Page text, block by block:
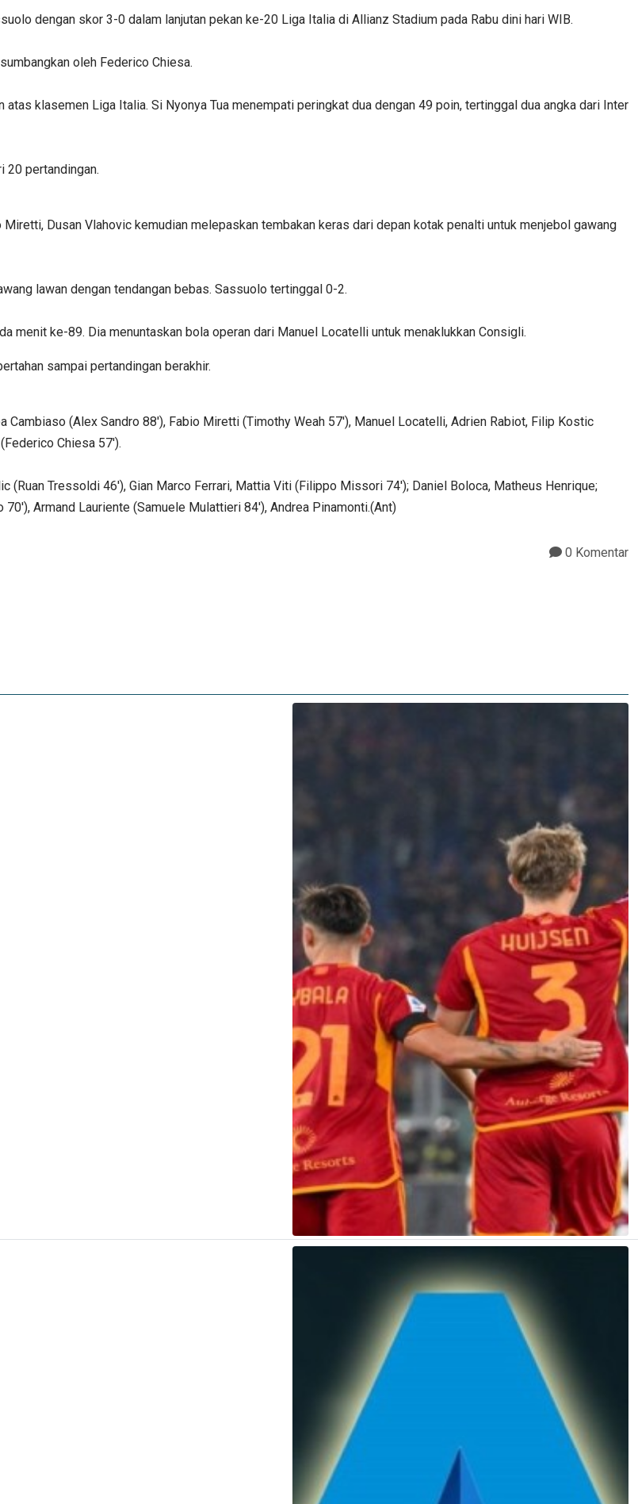
dengan skor 3-0 dalam lanjutan pekan ke-20 Liga Italia di Allianz Stadium pada Rabu dini hari WIB.
oleh Federico Chiesa.
klasemen Liga Italia. Si Nyonya Tua menempati peringkat dua dengan 49 poin, tertinggal dua angka dari Inter
20 pertandingan.
Dusan Vlahovic kemudian melepaskan tembakan keras dari depan kotak penalti untuk menjebol gawang
lawan dengan tendangan bebas. Sassuolo tertinggal 0-2.
menit ke-89. Dia menuntaskan bola operan dari Manuel Locatelli untuk menaklukkan Consigli.
sampai pertandingan berakhir.
Cambiaso (Alex Sandro 88'), Fabio Miretti (Timothy Weah 57'), Manuel Locatelli, Adrien Rabiot, Filip Kostic
Chiesa 57').
Tressoldi 46'), Gian Marco Ferrari, Mattia Viti (Filippo Missori 74'); Daniel Boloca, Matheus Henrique;
Armand Lauriente (Samuele Mulattieri 84'), Andrea Pinamonti.(Ant)
0 Komentar